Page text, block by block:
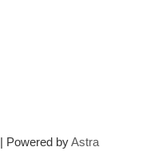
| Powered byAstra